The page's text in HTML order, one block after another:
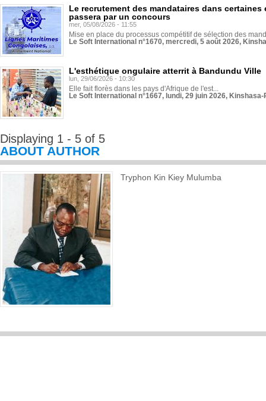
Le recrutement des mandataires dans
passera par un concours
mer, 05/08/2026 - 11:55
Mise en place du processus compétitif de sélection des
Le Soft International n°1670, mercredi, 5 août 2026,
L'esthétique ongulaire atterrit à Bandundu Ville
lun, 29/06/2026 - 10:30
Elle fait florès dans les pays d'Afrique de l'est...
Le Soft International n°1667, lundi, 29 juin 2026,
Displaying 1 - 5 of 5
ABOUT AUTHOR
Tryphon Kin Kiey Mulumba